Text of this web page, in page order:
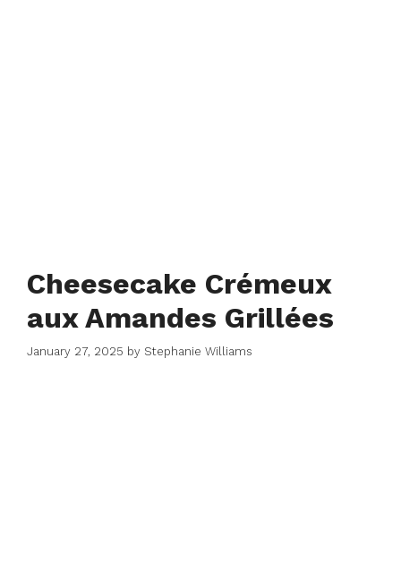
Cheesecake Crémeux
aux Amandes Grillées
January 27, 2025 by Stephanie Williams